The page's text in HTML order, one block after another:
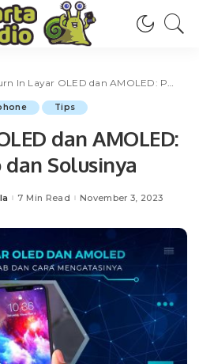
In Layar OLED dan AMOLED: Penyebab dan Solusinya
Tips
dan AMOLED:
dan Solusinya
7 Min Read November 3, 2023